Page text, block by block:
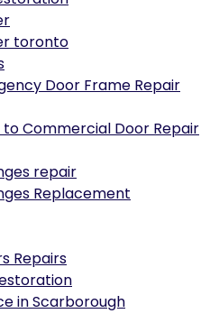
toronto
Door Frame Repair
Commercial Door Repair
repair
Replacement
Repairs
in Scarborough